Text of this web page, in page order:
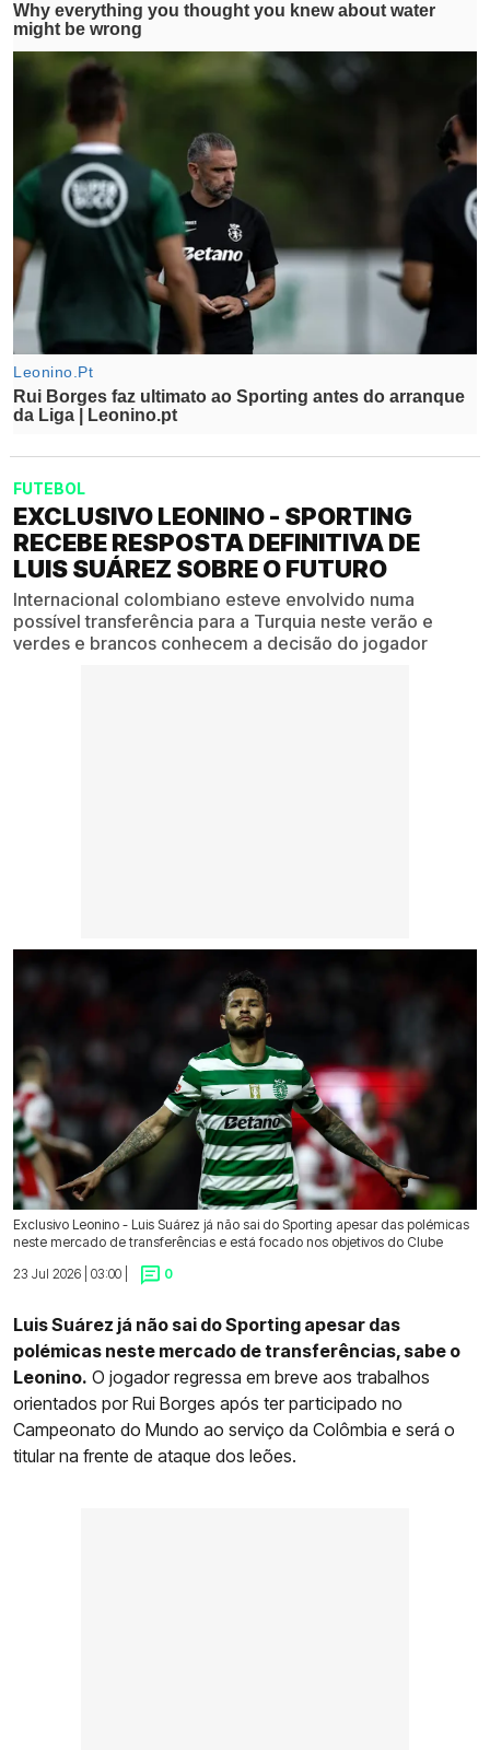
FUTEBOL
EXCLUSIVO LEONINO - SPORTING
RECEBE RESPOSTA DEFINITIVA DE
LUIS SUÁREZ SOBRE O FUTURO
Internacional colombiano esteve envolvido numa
possível transferência para a Turquia neste verão e
verdes e brancos conhecem a decisão do jogador
Exclusivo Leonino - Luis Suárez já não sai do Sporting apesar das polémicas
neste mercado de transferências e está focado nos objetivos do Clube
23 Jul 2026 | 03:00 |
0
Luis Suárez já não sai do Sporting apesar das
polémicas neste mercado de transferências, sabe o
Leonino. O jogador regressa em breve aos trabalhos
orientados por Rui Borges após ter participado no
Campeonato do Mundo ao serviço da Colômbia e será o
titular na frente de ataque dos leões.